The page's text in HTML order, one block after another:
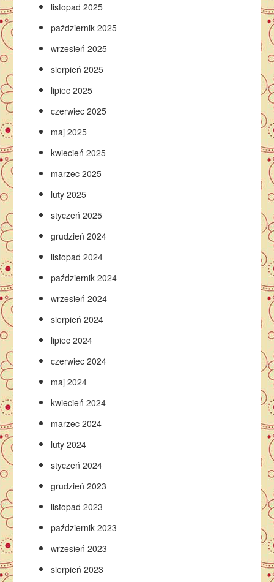
listopad 2025
październik 2025
wrzesień 2025
sierpień 2025
lipiec 2025
czerwiec 2025
maj 2025
kwiecień 2025
marzec 2025
luty 2025
styczeń 2025
grudzień 2024
listopad 2024
październik 2024
wrzesień 2024
sierpień 2024
lipiec 2024
czerwiec 2024
maj 2024
kwiecień 2024
marzec 2024
luty 2024
styczeń 2024
grudzień 2023
listopad 2023
październik 2023
wrzesień 2023
sierpień 2023